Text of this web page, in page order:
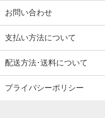
お問い合わせ
支払い方法について
配送方法･送料について
プライバシーポリシー